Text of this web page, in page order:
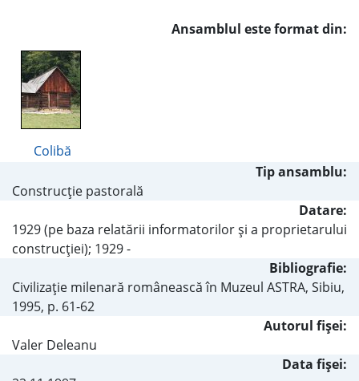
Ansamblul este format din:
Colibă
Tip ansamblu:
Construcţie pastorală
Datare:
1929 (pe baza relatării informatorilor şi a proprietarului
construcţiei); 1929 -
Bibliografie:
Civilizaţie milenară românească în Muzeul ASTRA, Sibiu,
1995, p. 61-62
Autorul fişei:
Valer Deleanu
Data fișei: